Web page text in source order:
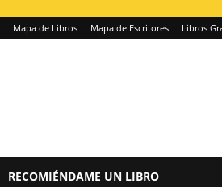
Mapa de Libros Mapa de Escritores Libros
RECOMIÉNDAME UN LIBRO